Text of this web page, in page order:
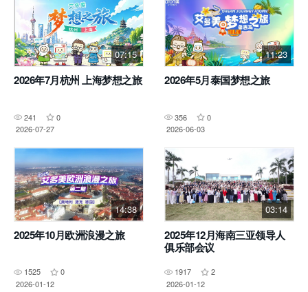
07:15
2026年7月杭州 上海梦想之旅
241
0
2026-07-27
11:23
2026年5月泰国梦想之旅
356
0
2026-06-03
14:38
2025年10月欧洲浪漫之旅
1525
0
2026-01-12
03:14
2025年12月海南三亚领导人
俱乐部会议
1917
2
2026-01-12